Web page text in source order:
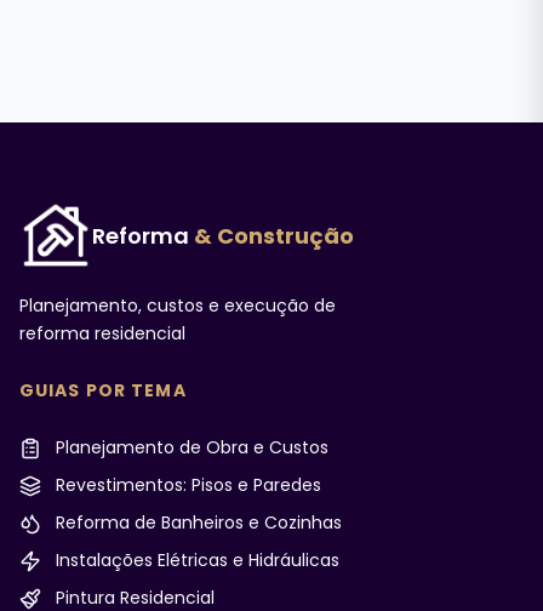
Reforma & Construção
Planejamento, custos e execução de
reforma residencial
GUIAS POR TEMA
Planejamento de Obra e Custos
Revestimentos: Pisos e Paredes
Reforma de Banheiros e Cozinhas
Instalações Elétricas e Hidráulicas
Pintura Residencial